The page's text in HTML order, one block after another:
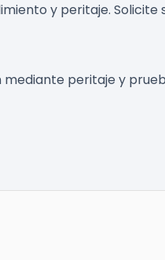
y peritaje.
peritaje y